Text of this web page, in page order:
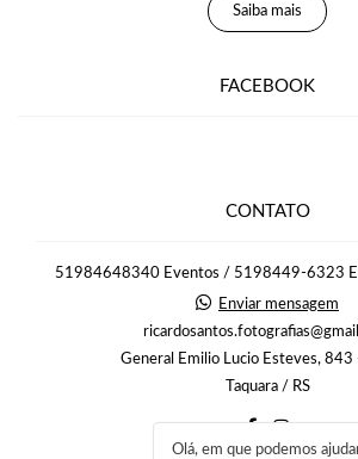
Saiba mais
FACEBOOK
CONTATO
51984648340 Eventos / 5198449-6323
Enviar mensagem
General Emilio Lucio Esteves, 843
Taquara / RS
Olá, em que podemos